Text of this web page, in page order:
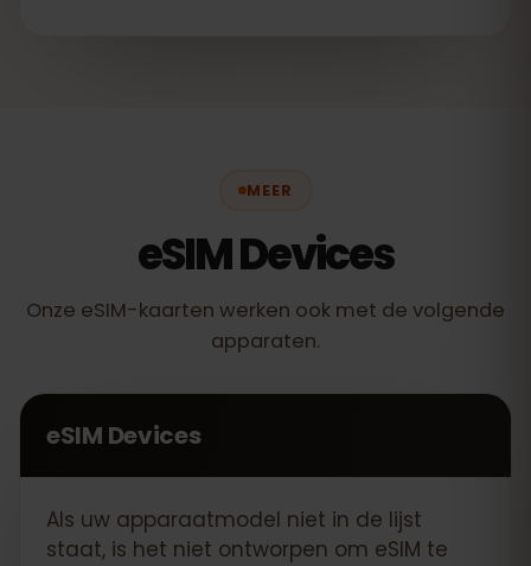
MEER
eSIM Devices
Onze eSIM-kaarten werken ook met de volgende
apparaten.
eSIM Devices
Als uw apparaatmodel niet in de lijst
staat, is het niet ontworpen om eSIM te